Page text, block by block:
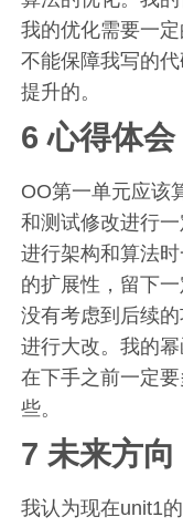
我的优化需要一
不能保障我写的
提升的。
6 心得体会
OO第一单元应该
和测试修改进行
进行架构和算法
的扩展性，留下
没有考虑到后续
进行大改。我的
在下手之前一定
些。
7 未来方向
我认为现在unit1